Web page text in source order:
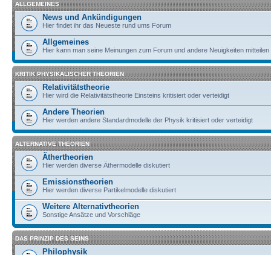
ALLGEMEINES
News und Ankündigungen
Hier findet ihr das Neueste rund ums Forum
Allgemeines
Hier kann man seine Meinungen zum Forum und andere Neuigkeiten mitteilen
KRITIK PHYSIKALISCHER THEORIEN
Relativitätstheorie
Hier wird die Relativitätstheorie Einsteins kritisiert oder verteidigt
Andere Theorien
Hier werden andere Standardmodelle der Physik kritisiert oder verteidigt
ALTERNATIVE THEORIEN
Äthertheorien
Hier werden diverse Äthermodelle diskutiert
Emissionstheorien
Hier werden diverse Partikelmodelle diskutiert
Weitere Alternativtheorien
Sonstige Ansätze und Vorschläge
DAS PRINZIP DES SEINS
Philophysik